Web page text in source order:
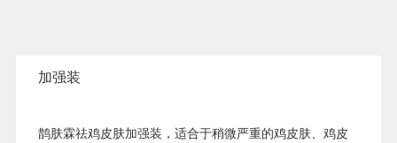
加强装
鹊肤霖祛鸡皮肤加强装，适合于稍微严重的鸡皮肤、鸡皮